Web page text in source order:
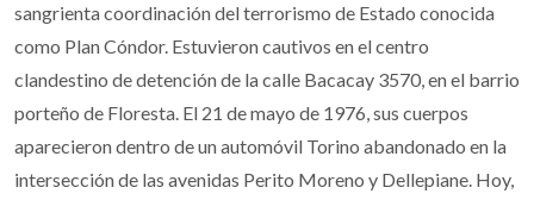
sangrienta coordinación del terrorismo de Estado conocida
como Plan Cóndor. Estuvieron cautivos en el centro
clandestino de detención de la calle Bacacay 3570, en el barrio
porteño de Floresta. El 21 de mayo de 1976, sus cuerpos
aparecieron dentro de un automóvil Torino abandonado en la
intersección de las avenidas Perito Moreno y Dellepiane. Hoy,